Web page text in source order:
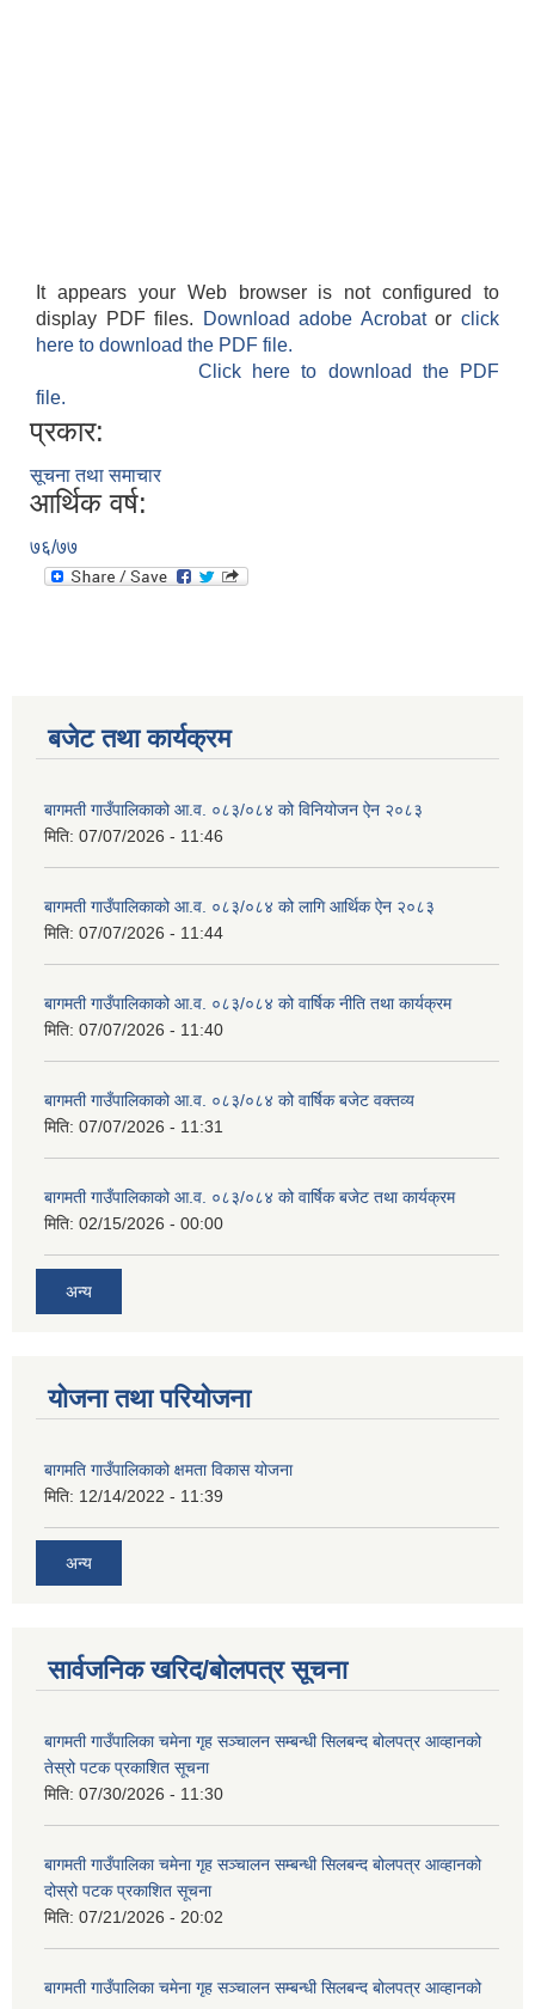
It appears your Web browser is not configured to
display PDF files.
Download adobe Acrobatorclick
here to download the PDF file.
Click here to download the PDF
file.
प्रकार:
सूचना तथा समाचार
आर्थिक वर्ष:
७६/७७
बजेट तथा कार्यक्रम
बागमती गाउँपालिकाको आ.व. ०८३/०८४ को विनियोजन ऐन २०८३
मिति: 07/07/2026 - 11:46
बागमती गाउँपालिकाको आ.व. ०८३/०८४ को लागि आर्थिक ऐन २०८३
मिति: 07/07/2026 - 11:44
बागमती गाउँपालिकाको आ.व. ०८३/०८४ को वार्षिक नीति तथा कार्यक्रम
मिति: 07/07/2026 - 11:40
बागमती गाउँपालिकाको आ.व. ०८३/०८४ को वार्षिक बजेट वक्तव्य
मिति: 07/07/2026 - 11:31
बागमती गाउँपालिकाको आ.व. ०८३/०८४ को वार्षिक बजेट तथा कार्यक्रम
मिति: 02/15/2026 - 00:00
अन्य
योजना तथा परियोजना
बागमति गाउँपालिकाको क्षमता विकास योजना
मिति: 12/14/2022 - 11:39
अन्य
सार्वजनिक खरिद/बोलपत्र सूचना
बागमती गाउँपालिका चमेना गृह सञ्चालन सम्बन्धी सिलबन्द बोलपत्र आव्हानको
तेस्रो पटक प्रकाशित सूचना
मिति: 07/30/2026 - 11:30
बागमती गाउँपालिका चमेना गृह सञ्चालन सम्बन्धी सिलबन्द बोलपत्र आव्हानको
दोस्रो पटक प्रकाशित सूचना
मिति: 07/21/2026 - 20:02
बागमती गाउँपालिका चमेना गृह सञ्चालन सम्बन्धी सिलबन्द बोलपत्र आव्हानको